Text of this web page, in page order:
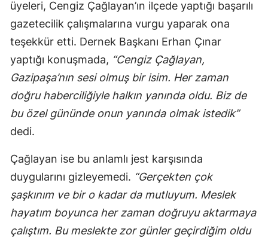
üyeleri, Cengiz Çağlayan’ın ilçede yaptığı başarılı
gazetecilik çalışmalarına vurgu yaparak ona
teşekkür etti. Dernek Başkanı Erhan Çınar
yaptığı konuşmada, “Cengiz Çağlayan,
Gazipaşa’nın sesi olmuş bir isim. Her zaman
doğru haberciliğiyle halkın yanında oldu. Biz de
bu özel gününde onun yanında olmak istedik”
dedi.
Çağlayan ise bu anlamlı jest karşısında
duygularını gizleyemedi. “Gerçekten çok
şaşkınım ve bir o kadar da mutluyum. Meslek
hayatım boyunca her zaman doğruyu aktarmaya
çalıştım. Bu meslekte zor günler geçirdiğim oldu